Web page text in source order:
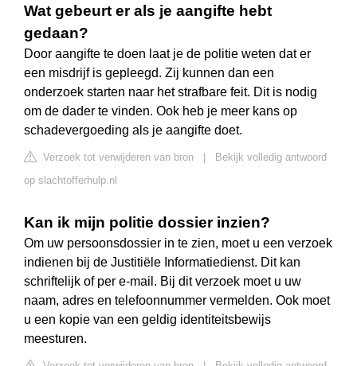
Wat gebeurt er als je aangifte hebt
gedaan?
Door aangifte te doen laat je de politie weten dat er
een misdrijf is gepleegd. Zij kunnen dan een
onderzoek starten naar het strafbare feit. Dit is nodig
om de dader te vinden. Ook heb je meer kans op
schadevergoeding als je aangifte doet.
Verzoek tot verwijderen van bron
Bekijk volledig antwoord
op slachtofferhulp.nl
Kan ik mijn politie dossier inzien?
Om uw persoonsdossier in te zien, moet u een verzoek
indienen bij de Justitiële Informatiedienst. Dit kan
schriftelijk of per e-mail. Bij dit verzoek moet u uw
naam, adres en telefoonnummer vermelden. Ook moet
u een kopie van een geldig identiteitsbewijs
meesturen.